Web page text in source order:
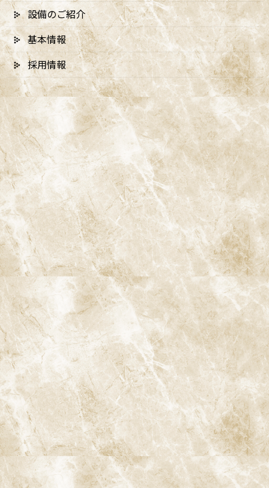
Access
阿佐ヶ谷ことぶき歯科・矯正歯科
阿佐ヶ谷の歯医者「阿佐ヶ谷ことぶき歯科・矯正歯科」は、JR中
央線(快速)「阿佐ケ谷駅」徒歩0分 / JR中央/総武線「阿佐ケ谷駅」
徒歩0分 / 東京メトロ丸ノ内線「南阿佐ケ谷駅」徒歩8分の、駅す
ぐでとても通いやすい場所にある歯医者です。杉並区や中野区、新
宿、東京都内、隣接県や遠方からも患者様に来院頂きやすい環境
といえます。
〒166-0004 東京都杉並区阿佐谷南3-37-14 第二北原ビル3階
JR中央線(快速)「阿佐ケ谷駅」徒歩0分 / JR中央/総武線「阿佐ケ
設備のご紹介
基本情報
採用情報